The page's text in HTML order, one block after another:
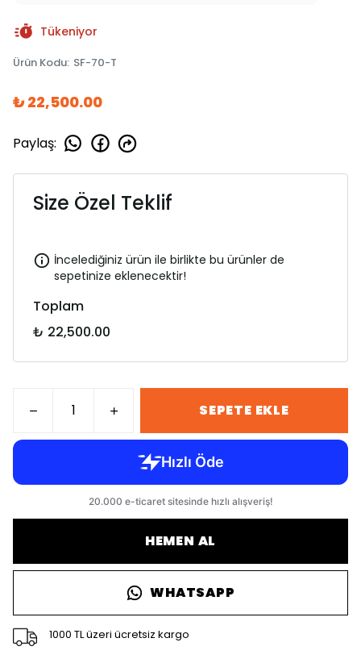
Tükeniyor
Ürün Kodu: SF-70-T
₺ 22,500.00
Paylaş:
Size Özel Teklif
İncelediğiniz ürün ile birlikte bu ürünler de
sepetinize eklenecektir!
Toplam
₺ 22,500.00
SEPETE EKLE
HEMEN AL
WHATSAPP
1000 TL üzeri ücretsiz kargo